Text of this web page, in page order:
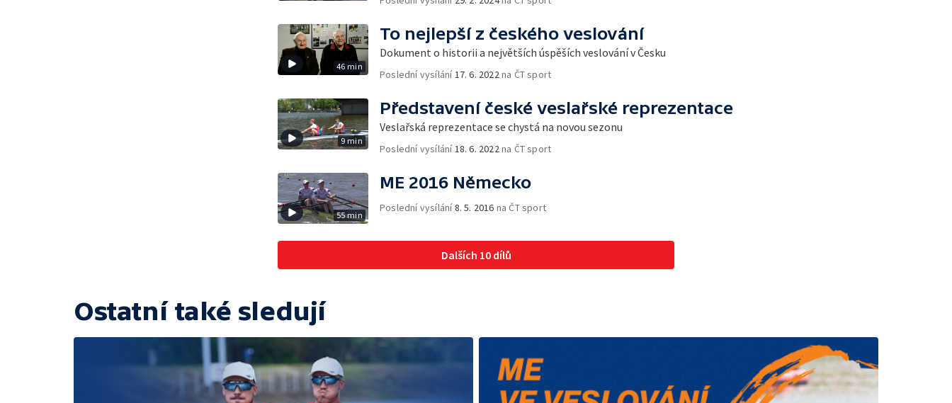
46 min
To nejlepší z českého veslování
Dokument o historii a největších úspěších veslování v Česku
Poslední vysílání 17. 6. 2022 na ČT sport
9 min
Představení české veslařské reprezentace
Veslařská reprezentace se chystá na novou sezonu
Poslední vysílání 18. 6. 2022 na ČT sport
55 min
ME 2016 Německo
Poslední vysílání8. 5. 2016 na ČT sport
Dalších 10 dílů
Ostatní také sledují